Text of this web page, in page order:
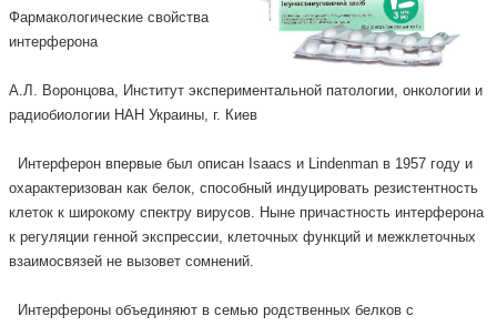
Фармакологические свойства
интерферона
А.Л. Воронцова, Институт экспериментальной патологии, онкологии и
радиобиологии НАН Украины, г. Киев
Интерферон впервые был описан Isaacs и Lindenman в 1957 году и
охарактеризован как белок, способный индуцировать резистентность
клеток к широкому спектру вирусов. Ныне причастность интерферона
к регуляции генной экспрессии, клеточных функций и межклеточных
взаимосвязей не вызовет сомнений.
Интерфероны объединяют в семью родственных белков с